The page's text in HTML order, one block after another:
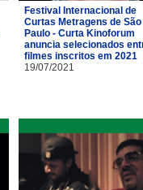
Festival Internacional de
Curtas Metragens de São
Paulo - Curta Kinoforum
anuncia selecionados
filmes inscritos em 2021
19/07/2021